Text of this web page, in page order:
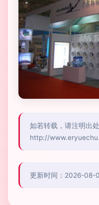
如若转载，请注明出处
http://
更新时间：2026-08-